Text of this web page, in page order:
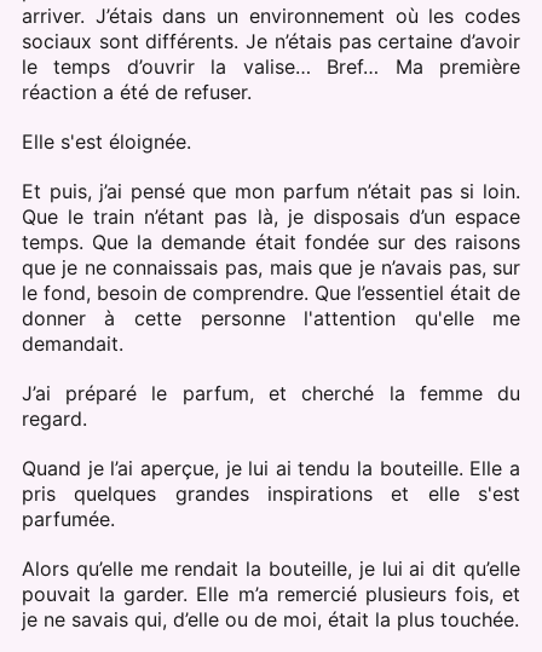
arriver. J’étais dans un environnement où les codes
sociaux sont différents. Je n’étais pas certaine d’avoir
le temps d’ouvrir la valise… Bref… Ma première
réaction a été de refuser.
Elle s'est éloignée.
Et puis, j’ai pensé que mon parfum n’était pas si loin.
Que le train n’étant pas là, je disposais d’un espace
temps. Que la demande était fondée sur des raisons
que je ne connaissais pas, mais que je n’avais pas, sur
le fond, besoin de comprendre. Que l’essentiel était de
donner à cette personne l'attention qu'elle me
demandait.
J’ai préparé le parfum, et cherché la femme du
regard.
Quand je l’ai aperçue, je lui ai tendu la bouteille. Elle a
pris quelques grandes inspirations et elle s'est
parfumée.
Alors qu’elle me rendait la bouteille, je lui ai dit qu’elle
pouvait la garder. Elle m’a remercié plusieurs fois, et
je ne savais qui, d’elle ou de moi, était la plus touchée.